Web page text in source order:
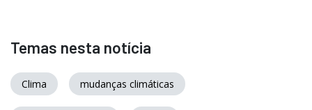
Temas nesta notícia
Clima mudanças climáticas